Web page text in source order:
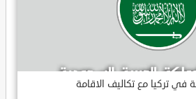
في تركيا مع تكاليف الاقامة